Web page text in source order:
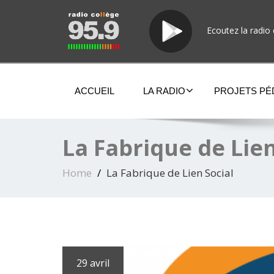
Ecoutez la radio
ACCUEIL LA RADIO PROJETS
La Fabrique de
Home La Fabrique de Lien Social
29 avril